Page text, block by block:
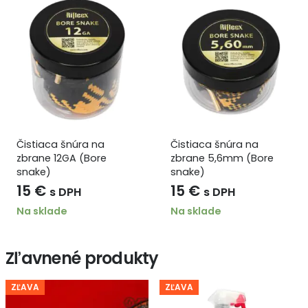
Čistiaca šnúra na
zbrane 5,6mm (Bore
snake)
15 € s DPH
Na sklade
Čistiaca šnúra na
zbrane 8mm (Bore
snake)
15 € s DPH
Na sklade
Zľavnené produkty
ZĽAVA ZĽAVA